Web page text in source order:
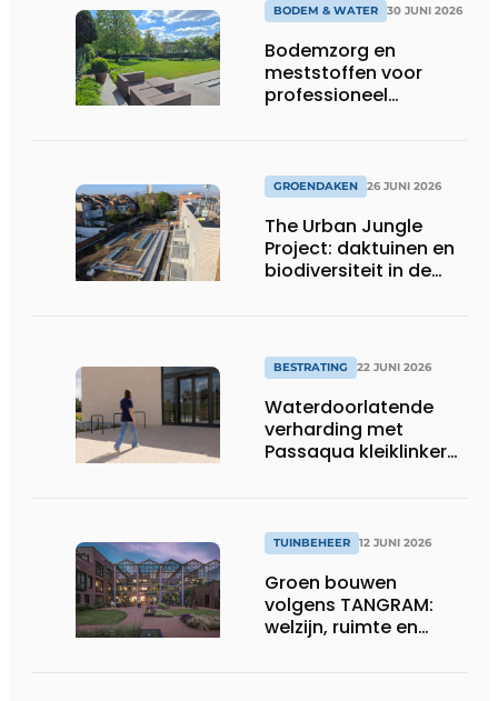
BODEM & WATER 30 JUNI 2026
Bodemzorg en
meststoffen voor
professioneel
GROENDAKEN 26 JUNI 2026
The Urban Jungle
Project: daktuinen en
biodiversiteit in de
BESTRATING 22 JUNI 2026
Waterdoorlatende
verharding met
Passaqua kleiklinkers:
TUINBEHEER 12 JUNI 2026
Groen bouwen
volgens TANGRAM:
welzijn, ruimte en